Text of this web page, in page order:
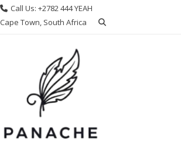
Call Us: +2782 444 YEAH
Cape Town, South Africa